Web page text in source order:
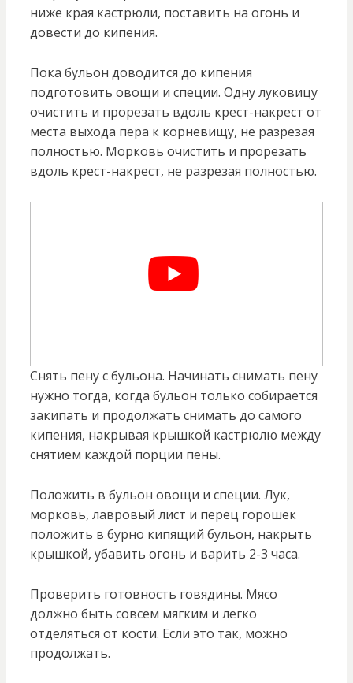
ниже края кастрюли, поставить на огонь и
довести до кипения.
Пока бульон доводится до кипения
подготовить овощи и специи. Одну луковицу
очистить и прорезать вдоль крест-накрест от
места выхода пера к корневищу, не разрезая
полностью. Морковь очистить и прорезать
вдоль крест-накрест, не разрезая полностью.
Снять пену с бульона. Начинать снимать пену
нужно тогда, когда бульон только собирается
закипать и продолжать снимать до самого
кипения, накрывая крышкой кастрюлю между
снятием каждой порции пены.
Положить в бульон овощи и специи. Лук,
морковь, лавровый лист и перец горошек
положить в бурно кипящий бульон, накрыть
крышкой, убавить огонь и варить 2-3 часа.
Проверить готовность говядины. Мясо
должно быть совсем мягким и легко
отделяться от кости. Если это так, можно
продолжать.